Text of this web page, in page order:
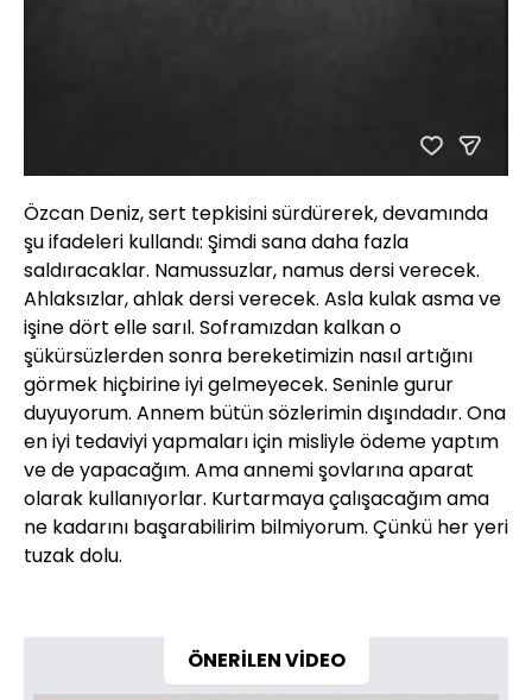
Özcan Deniz, sert tepkisini sürdürerek, devamında
şu ifadeleri kullandı: Şimdi sana daha fazla
saldıracaklar. Namussuzlar, namus dersi verecek.
Ahlaksızlar, ahlak dersi verecek. Asla kulak asma ve
işine dört elle sarıl. Soframızdan kalkan o
şükürsüzlerden sonra bereketimizin nasıl artığını
görmek hiçbirine iyi gelmeyecek. Seninle gurur
duyuyorum. Annem bütün sözlerimin dışındadır. Ona
en iyi tedaviyi yapmaları için misliyle ödeme yaptım
ve de yapacağım. Ama annemi şovlarına aparat
olarak kullanıyorlar. Kurtarmaya çalışacağım ama
ne kadarını başarabilirim bilmiyorum. Çünkü her yeri
tuzak dolu.
ÖNERİLEN VİDEO